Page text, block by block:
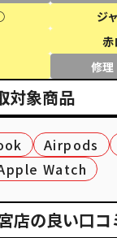
¥13,000
¥17,000
¥10,000
¥6,000
¥5,000
ジ
修
対象商品
Airpods
Watch
店の良い口コ